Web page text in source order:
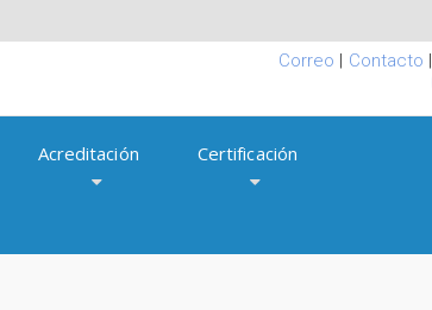
Correo | Contacto |
Acreditación Certificación